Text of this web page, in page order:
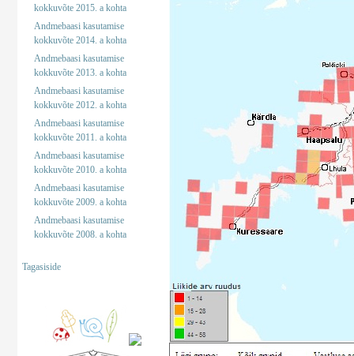
kokkuvõte 2015. a kohta
Andmebaasi kasutamise
kokkuvõte 2014. a kohta
Andmebaasi kasutamise
kokkuvõte 2013. a kohta
Andmebaasi kasutamise
kokkuvõte 2012. a kohta
Andmebaasi kasutamise
kokkuvõte 2011. a kohta
Andmebaasi kasutamise
kokkuvõte 2010. a kohta
Andmebaasi kasutamise
kokkuvõte 2009. a kohta
Andmebaasi kasutamise
kokkuvõte 2008. a kohta
Tagasiside